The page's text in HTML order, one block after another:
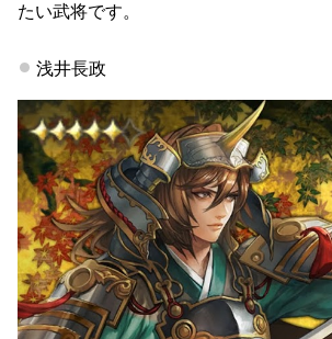
たい武将です。
浅井長政